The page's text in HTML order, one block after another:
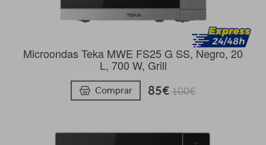
Microondas Teka MWE FS25 G SS, Negro, 20
L, 700 W, Grill
Comprar 85€100€